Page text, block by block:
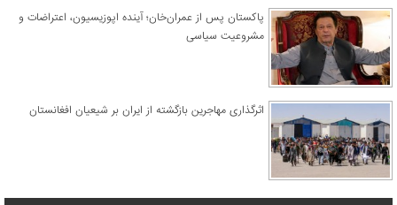
پاکستان پس از عمران‌خان؛ آینده اپوزیسیون، اعتراضات و
مشروعیت سیاسی
اثرگذاری مهاجرین بازگشته از ایران بر شیعیان افغانستان